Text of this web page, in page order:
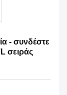
- συνδέστε
σειράς